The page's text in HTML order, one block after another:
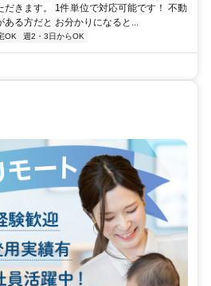
だきます。 1件単位で対応可能です！ 不動
る方だと お分かりになると...
OK 週2・3日からOK